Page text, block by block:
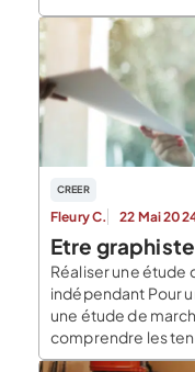
CREER
Fleury C. 22 Mai
Etre
Réaliser une étude
indépendant Pour
une étude de
comprendre les
besoins des